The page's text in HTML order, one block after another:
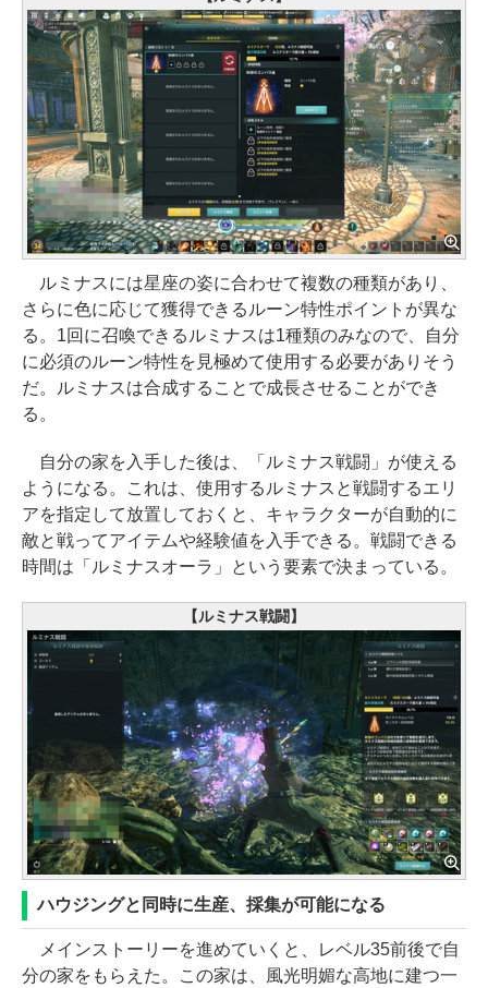
ルミナスには星座の姿に合わせて複数の種類があり、
さらに色に応じて獲得できるルーン特性ポイントが異な
る。1回に召喚できるルミナスは1種類のみなので、自分
に必須のルーン特性を見極めて使用する必要がありそう
だ。ルミナスは合成することで成長させることができ
る。
自分の家を入手した後は、「ルミナス戦闘」が使える
ようになる。これは、使用するルミナスと戦闘するエリ
アを指定して放置しておくと、キャラクターが自動的に
敵と戦ってアイテムや経験値を入手できる。戦闘できる
時間は「ルミナスオーラ」という要素で決まっている。
【ルミナス戦闘】
ハウジングと同時に生産、採集が可能になる
メインストーリーを進めていくと、レベル35前後で自
分の家をもらえた。この家は、風光明媚な高地に建つ一